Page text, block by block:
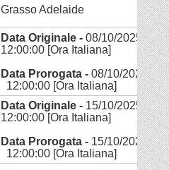
Grasso Adelaide
Data Originale - 08/10/2025
12:00:00 [Ora Italiana]
Data Prorogata - 08/10/2025
12:00:00 [Ora Italiana]
Data Originale - 15/10/2025
12:00:00 [Ora Italiana]
Data Prorogata - 15/10/2025
12:00:00 [Ora Italiana]